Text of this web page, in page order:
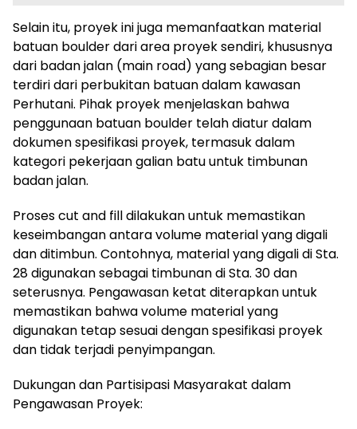
Selain itu, proyek ini juga memanfaatkan material
batuan boulder dari area proyek sendiri, khususnya
dari badan jalan (main road) yang sebagian besar
terdiri dari perbukitan batuan dalam kawasan
Perhutani. Pihak proyek menjelaskan bahwa
penggunaan batuan boulder telah diatur dalam
dokumen spesifikasi proyek, termasuk dalam
kategori pekerjaan galian batu untuk timbunan
badan jalan.
Proses cut and fill dilakukan untuk memastikan
keseimbangan antara volume material yang digali
dan ditimbun. Contohnya, material yang digali di Sta.
28 digunakan sebagai timbunan di Sta. 30 dan
seterusnya. Pengawasan ketat diterapkan untuk
memastikan bahwa volume material yang
digunakan tetap sesuai dengan spesifikasi proyek
dan tidak terjadi penyimpangan.
Dukungan dan Partisipasi Masyarakat dalam
Pengawasan Proyek: